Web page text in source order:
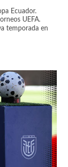
Ecuador.
UEFA.
temporada en